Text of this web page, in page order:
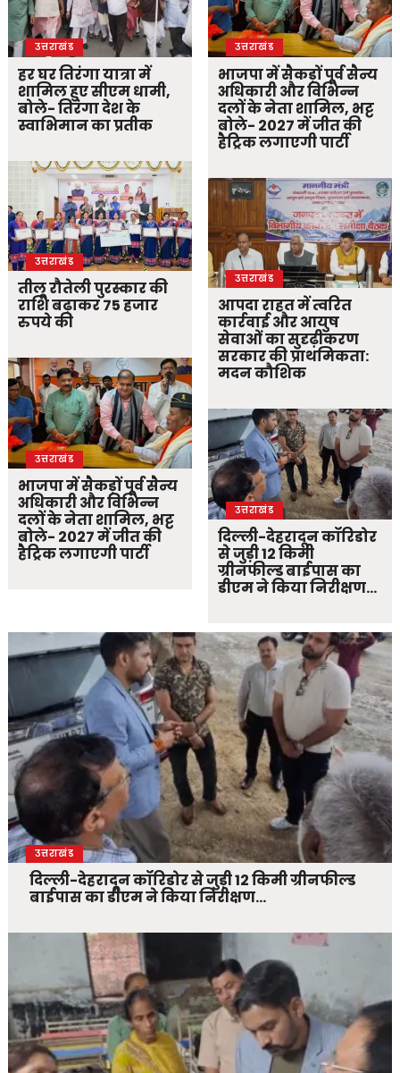
उत्तराखंड
हर घर तिरंगा यात्रा में
शामिल हुए सीएम धामी,
बोले- तिरंगा देश के
स्वाभिमान का प्रतीक
उत्तराखंड
तीलू रौतेली पुरस्कार की
राशि बढ़ाकर 75 हजार
रुपये की
उत्तराखंड
भाजपा में सैकड़ों पूर्व सैन्य
अधिकारी और विभिन्न
दलों के नेता शामिल, भट्ट
बोले- 2027 में जीत की
हैट्रिक लगाएगी पार्टी
उत्तराखंड
भाजपा में सैकड़ों पूर्व सैन्य
अधिकारी और विभिन्न
दलों के नेता शामिल, भट्ट
बोले- 2027 में जीत की
हैट्रिक लगाएगी पार्टी
उत्तराखंड
आपदा राहत में त्वरित
कार्रवाई और आयुष
सेवाओं का सुदृढ़ीकरण
सरकार की प्राथमिकता:
मदन कौशिक
उत्तराखंड
दिल्ली-देहरादून कॉरिडोर
से जुड़ी 12 किमी
ग्रीनफील्ड बाईपास का
डीएम ने किया निरीक्षण…
उत्तराखंड
दिल्ली-देहरादून कॉरिडोर से जुड़ी 12 किमी ग्रीनफील्ड
बाईपास का डीएम ने किया निरीक्षण…